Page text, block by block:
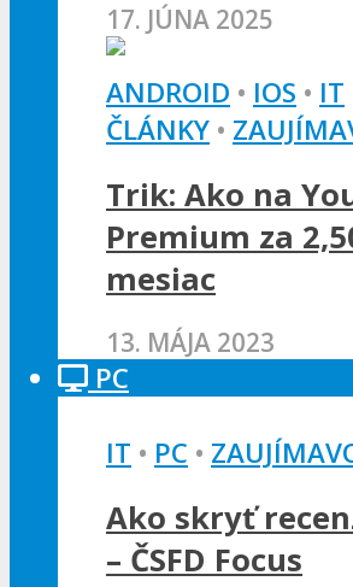
17. JÚNA 2025
ANDROID • IOS • IT
ČLÁNKY •
Trik: Ako na
Premium za
mesiac
13. MÁJA 2023
PC
IT • PC •
Ako skryť
– ČSFD Focus